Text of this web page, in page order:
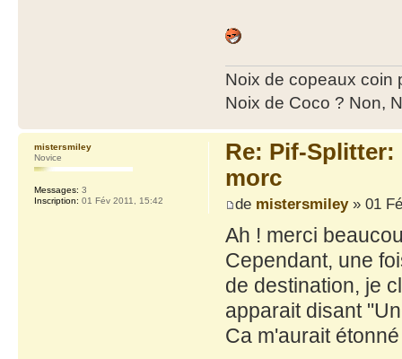
Noix de copeaux coin
Noix de Coco ? Non,
Re: Pif-
morc
de mistersmiley» 01
Ah ! merci
Cependant, une
de destination, je
apparait disant
Ca m'aurait
mistersmiley
Novice
Messages: 3
Inscription: 01 Fév 2011, 15:42